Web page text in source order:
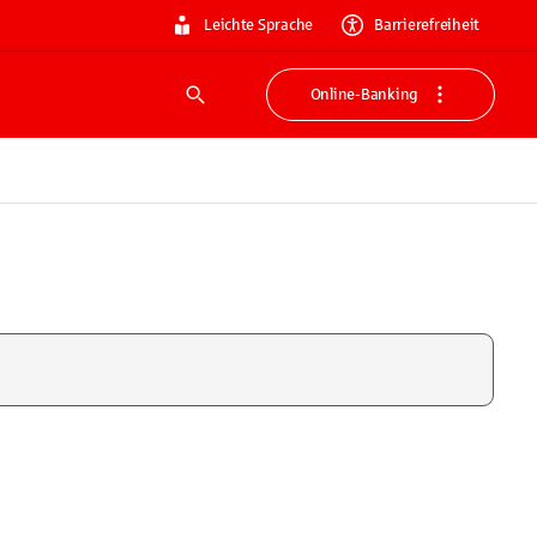
Leichte Sprache Barrierefreiheit
Suche
Online-Banking